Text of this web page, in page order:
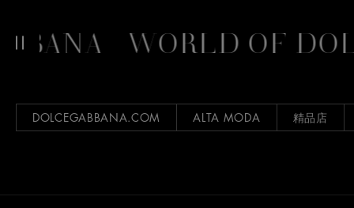
WORLD OF
DOLCEGABBANA.COM ALTA MODA 精品店